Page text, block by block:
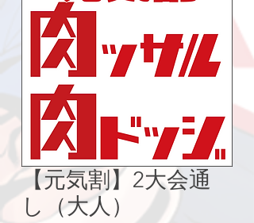
【元気割】2大会通
し（大人）